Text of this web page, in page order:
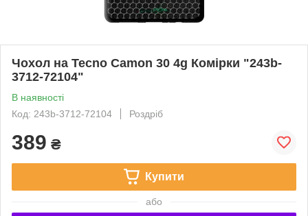
Чохол на Tecno Camon 30 4g Комірки "243b-
3712-72104"
В наявності
Код: 243b-3712-72104
Роздріб
389 ₴
Купити
або